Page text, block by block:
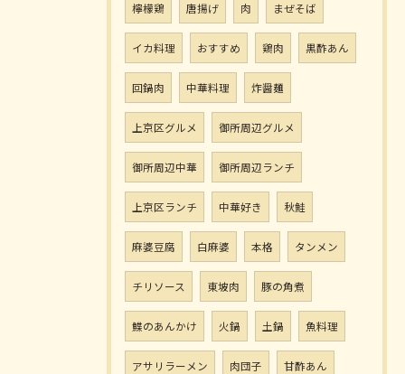
檸檬鶏 唐揚げ 肉 まぜそば
イカ料理 おすすめ 鶏肉 黒酢あん
回鍋肉 中華料理 炸醤麺
上京区グルメ 御所周辺グルメ
御所周辺中華 御所周辺ランチ
上京区ランチ 中華好き 秋鮭
麻婆豆腐 白麻婆 本格 タンメン
チリソース 東坡肉 豚の角煮
鰈のあんかけ 火鍋 土鍋 魚料理
アサリラーメン 肉団子 甘酢あん